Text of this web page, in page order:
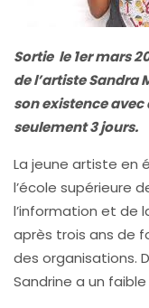
Sortie le 1er mars
de l’artiste Sandra
son existence avec
seulement 3 jours.
La jeune artiste en
l’école supérieure
l’information et de
après trois ans de
des organisations.
Sandrine a un